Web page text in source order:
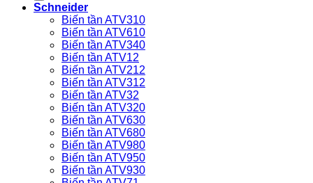
Schneider
Biến tần ATV310
Biến tần ATV610
Biến tần ATV340
Biến tần ATV12
Biến tần ATV212
Biến tần ATV312
Biến tần ATV32
Biến tần ATV320
Biến tần ATV630
Biến tần ATV680
Biến tần ATV980
Biến tần ATV950
Biến tần ATV930